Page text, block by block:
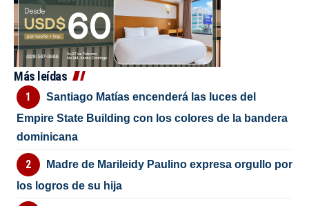
Más leídas
Santiago Matías encenderá las luces del
Empire State Building con los colores de la bandera
dominicana
Madre de Marileidy Paulino expresa orgullo por
los logros de su hija